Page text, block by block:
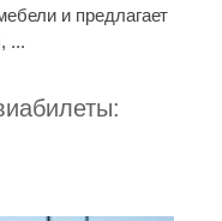
и предлагает
...